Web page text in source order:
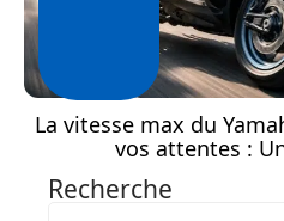
La vitesse max du
vos attentes :
Recherche